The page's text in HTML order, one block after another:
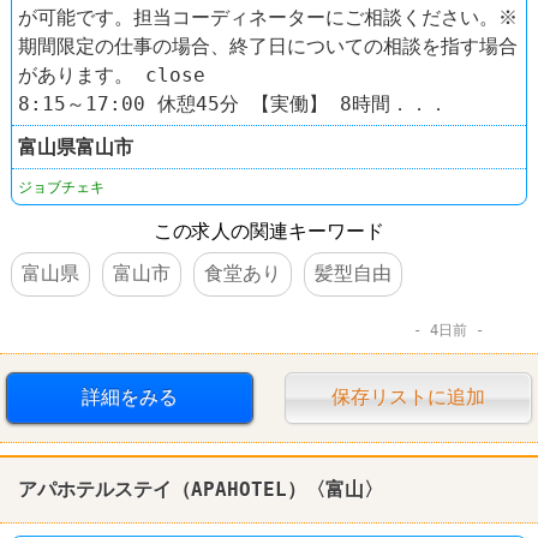
が可能です。担当コーディネーターにご相談ください。※
期間限定の仕事の場合、終了日についての相談を指す場合
があります。 close
8:15～17:00 休憩45分 【実働】 8時間．．．
富山県富山市
ジョブチェキ
この求人の関連キーワード
富山県
富山市 食堂あり 髪型自由
4日前
詳細をみる 保存リストに追加
アパホテルステイ（APAHOTEL）〈富山〉